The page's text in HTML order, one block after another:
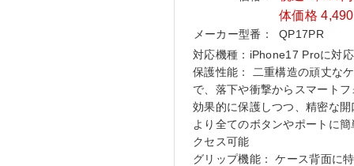
体価格
メーカー型番：
QP17PR
対応機種：iPhone17 Proに対応
保護性能： 二重構造の頑丈な
で、落下や衝撃からスマートフ
効果的に保護しつつ、精密な開
より全てのボタンやポートに簡
クセス可能
グリップ機能： ケース背面に